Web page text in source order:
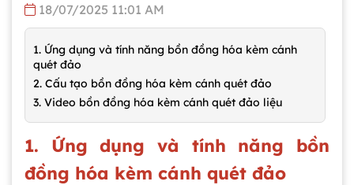
18/07/2025 11:01 AM
1. Ứng dụng và tính năng bồn đồng hóa kèm cánh
quét đảo
2. Cấu tạo bồn đồng hóa kèm cánh quét đảo
3. Video bồn đồng hóa kèm cánh quét đảo liệu
1. Ứng dụng và tính năng bồn
đồng hóa kèm cánh quét đảo